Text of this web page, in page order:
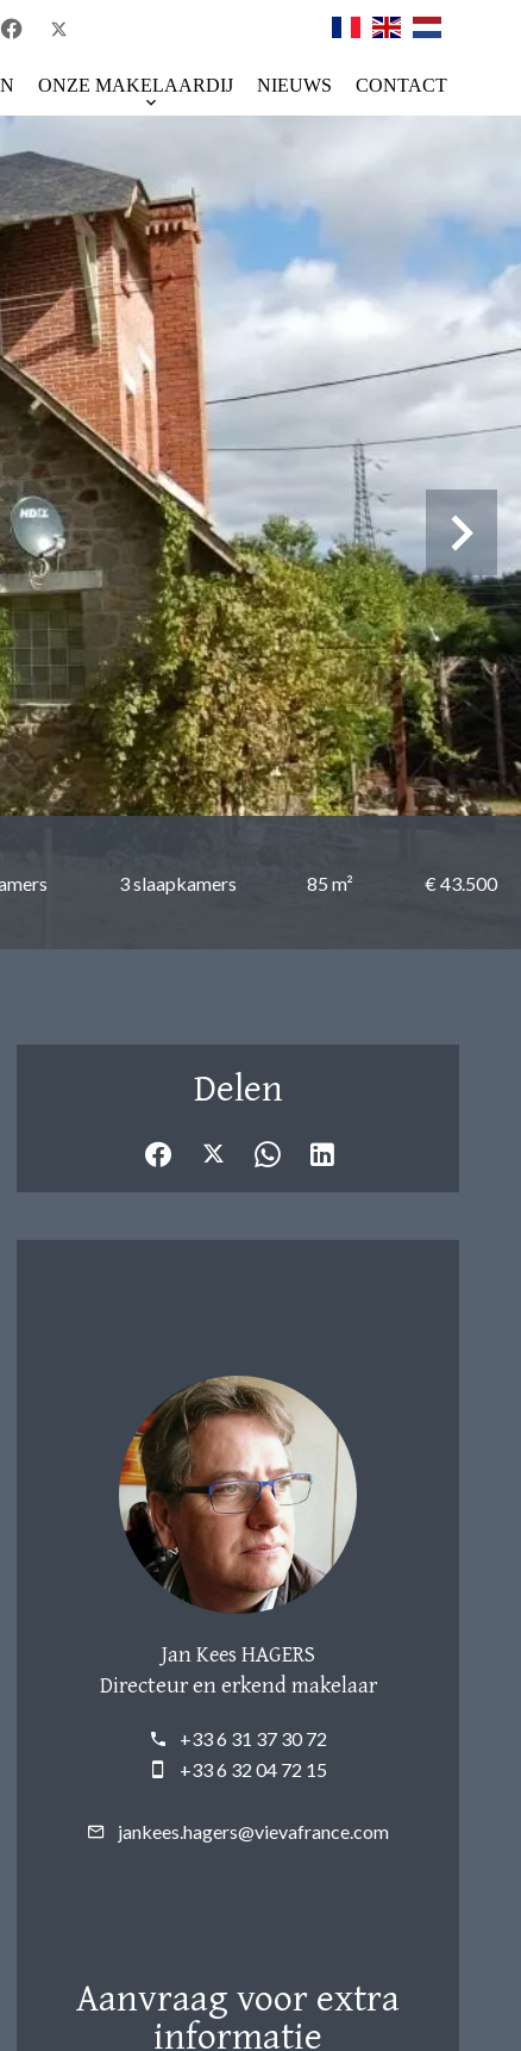
ONZE MAKELAARDIJ NIEUWS CONTACT
3 slaapkamers 85 m² € 43.500
Delen
Jan Kees HAGERS
Directeur en erkend makelaar
+33 6 31 37 30 72
+33 6 32 04 72 15
jankees.hagers@vievafrance.com
Aanvraag voor extra
informatie